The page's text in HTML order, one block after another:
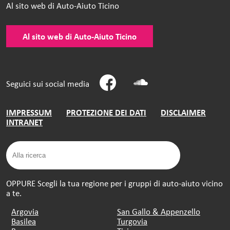
Al sito web di Auto-Aiuto Ticino
Al sito web di Auto-Aiuto Ticino
Seguici sui social media
IMPRESSUM PROTEZIONE DEI DATI
DISCLAIMER
INTRANET
OPPURE Scegli la tua regione per i gruppi di auto-aiuto vicino
a te.
Argovia
Basilea
San Gallo & Appenzello
Turgovia